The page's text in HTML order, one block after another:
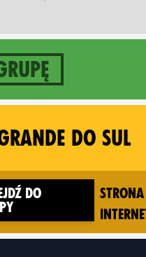
on DO SUL
do
Strona